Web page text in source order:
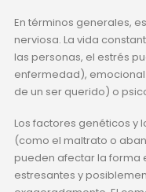
En términos generales,
nerviosa. La vida
las personas, el estrés
enfermedad),
de un ser querido) o
Los factores genéticos y
(como el maltrato o
pueden afectar la forma
estresantes y